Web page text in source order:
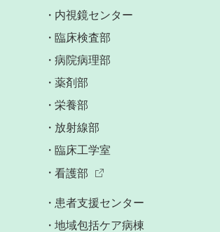
内視鏡センター
臨床検査部
病院病理部
薬剤部
栄養部
放射線部
臨床工学室
看護部
患者支援センター
地域包括ケア病棟